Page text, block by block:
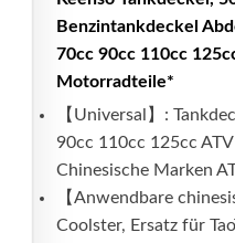
Benzintankdeckel
70cc 90cc 110cc
Motorradteile*
【Universal】:
90cc 110cc 125cc
Chinesische Marken
【Anwendbare
Coolster, Ersatz für